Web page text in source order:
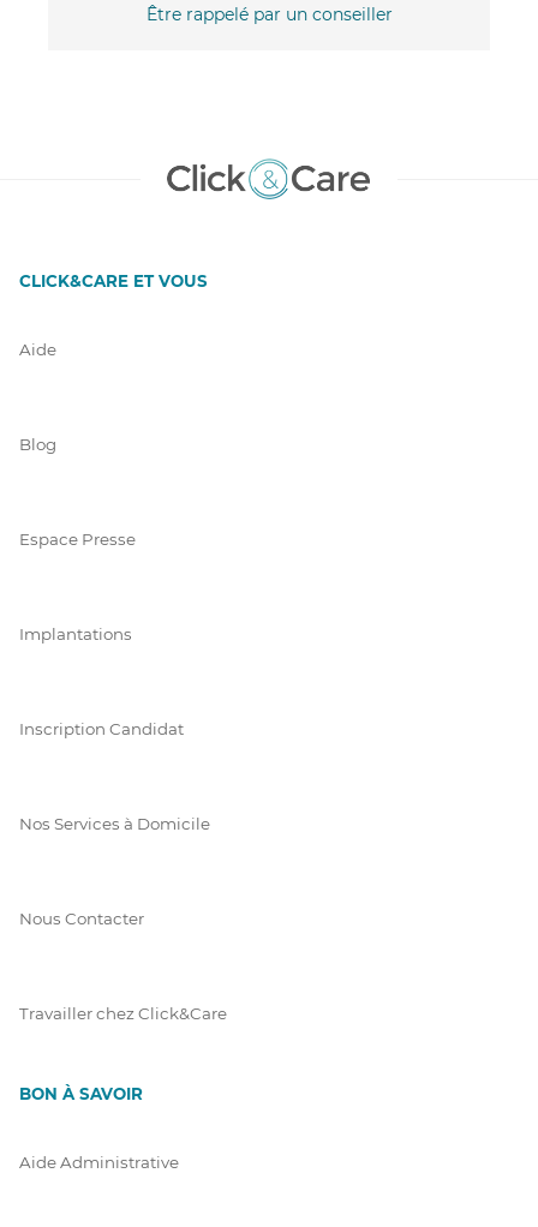
Être rappelé par un conseiller
CLICK&CARE ET VOUS
Aide
Blog
Espace Presse
Implantations
Inscription Candidat
Nos Services à Domicile
Nous Contacter
Travailler chez Click&Care
BON À SAVOIR
Aide Administrative